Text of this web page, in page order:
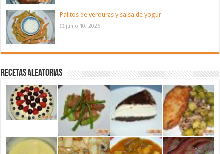
Palitos de verduras y salsa de yogur
junio 10, 2026
Recetas aleatorias